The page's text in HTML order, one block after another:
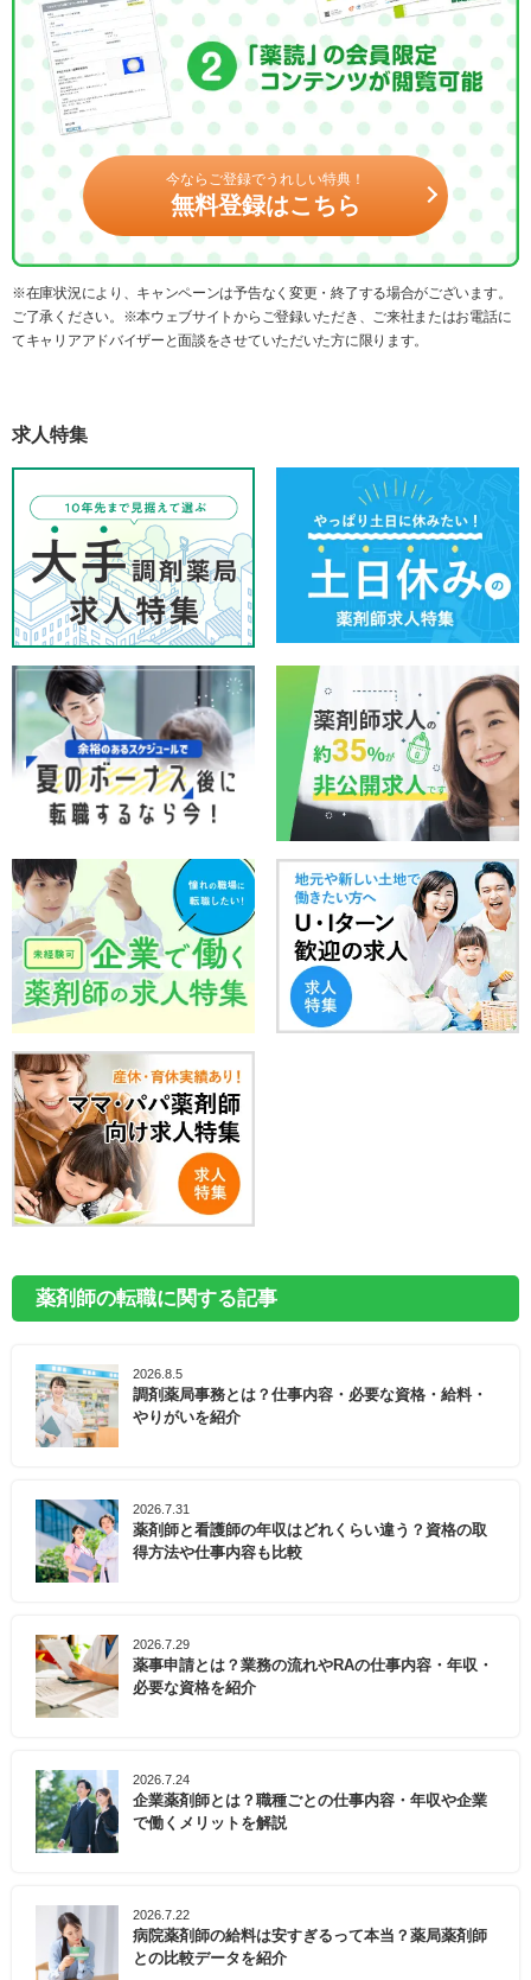
今ならご登録でうれしい特典！
無料登録はこちら
※在庫状況により、キャンペーンは予告なく変更・終了する場合がございます。
ご了承ください。※本ウェブサイトからご登録いただき、ご来社またはお電話に
てキャリアアドバイザーと面談をさせていただいた方に限ります。
求人特集
薬剤師の転職に関する記事
2026.8.5
調剤薬局事務とは？仕事内容・必要な資格・給料・
やりがいを紹介
2026.7.31
薬剤師と看護師の年収はどれくらい違う？資格の取
得方法や仕事内容も比較
2026.7.29
薬事申請とは？業務の流れやRAの仕事内容・年収・
必要な資格を紹介
2026.7.24
企業薬剤師とは？職種ごとの仕事内容・年収や企業
で働くメリットを解説
2026.7.22
病院薬剤師の給料は安すぎるって本当？薬局薬剤師
との比較データを紹介